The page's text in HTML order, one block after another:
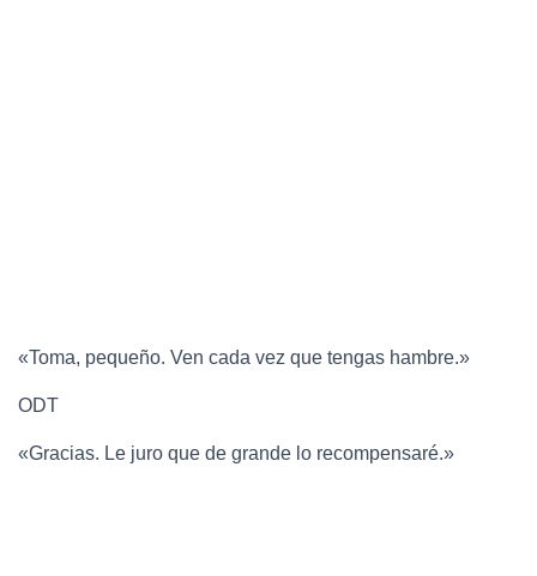
«Toma, pequeño. Ven cada vez que tengas hambre.»
ODT
«Gracias. Le juro que de grande lo recompensaré.»